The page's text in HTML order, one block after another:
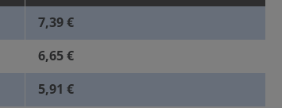
7,39 €
6,65 €
5,91 €